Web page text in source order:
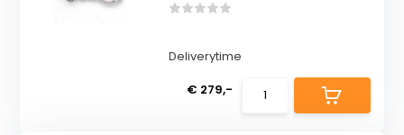
Deliverytime
€ 279,-